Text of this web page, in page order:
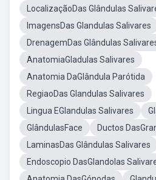
LocalizaçãoDas Glândulas
ImagensDas Glandulas Salivares
DrenagemDas Glândulas
AnatomiaGladulas Salivares
Anatomia DaGlândula Parótida
RegiaoDas Glandulas Salivares
Lingua EGlandulas Salivares
GlândulasFace
Ductos
LaminasDas Glândulas Salivares
Endoscopio DasGlandolas